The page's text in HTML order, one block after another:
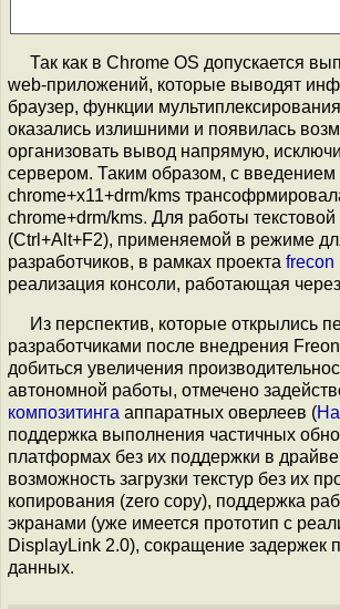
Так как в Chrome OS допускается
web-приложений, которые выводят
браузер, функции
оказались излишними и появилась
организовать вывод напрямую,
сервером. Таким образом, с введением
chrome+x11+drm/kms
chrome+drm/kms. Для работы текстовой
(Ctrl+Alt+F2), применяемой в режиме
разработчиков, в рамках проекта frecon
реализация консоли, работающая
Из перспектив, которые открылись
разработчиками после внедрения
добиться увеличения
автономной работы, отмечено
композитинга аппаратных оверлеев (
поддержка выполнения частичных
платформах без их поддержки в
возможность загрузки текстур без их
копирования (zero copy), поддержка
экранами (уже имеется прототип c
DisplayLink 2.0), сокращение задержек
данных.